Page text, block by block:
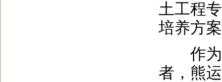
土工程
培养方
作为
者，熊